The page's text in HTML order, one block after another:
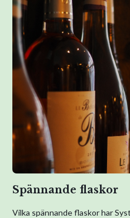
Spännande flaskor
Vilka spännande flaskor har